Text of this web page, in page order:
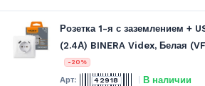
Розетка 1-я с заземлением +
(2.4А) BINERA Videx, Белая
-20%
42918 В наличии